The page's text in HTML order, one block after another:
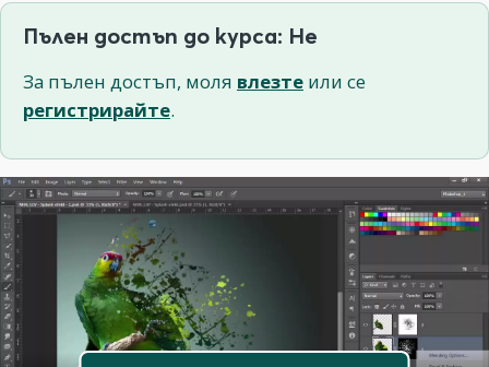
Пълен достъп до курса: Не
За пълен достъп, моля влезте или се
регистрирайте.